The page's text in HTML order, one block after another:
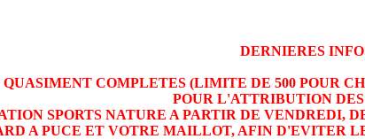
DERNIERES
COMPLETES (LIMITE DE 500 POUR
POUR L'ATTRIBUTION DES
SPORTS NATURE A PARTIR DE VENDREDI,
A PUCE ET VOTRE MAILLOT, AFIN D'EVITER